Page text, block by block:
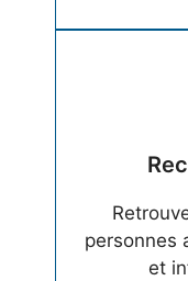
personnes
et